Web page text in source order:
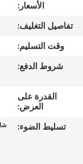
في
المعمل
مراقبة
الأسعار:
تفاصيل التغليف:
وقت التسليم:
شروط الدفع:
القدرة على
العرض:
تسليط الضوء: